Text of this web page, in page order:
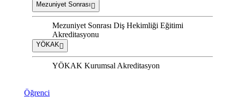
Mezuniyet Sonrası
Mezuniyet Sonrası Diş Hekimliği Eğitimi
Akreditasyonu
YÖKAK
YÖKAK Kurumsal Akreditasyon
Öğrenci